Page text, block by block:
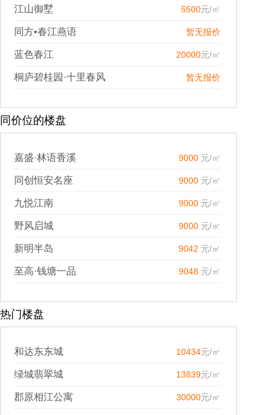
江山御墅 5500元/㎡
同方•春江燕语 暂无报价
蓝色春江 20000元/㎡
桐庐碧桂园·十里春风 暂无报价
同价位的楼盘
嘉盛·林语香溪 9000 元/㎡
同创恒安名座 9000 元/㎡
九悦江南 9000 元/㎡
野风启城 9000 元/㎡
新明半岛 9042 元/㎡
至高·钱塘一品 9048 元/㎡
热门楼盘
和达东东城 10434元/㎡
绿城翡翠城 13839元/㎡
郡原相江公寓 30000元/㎡